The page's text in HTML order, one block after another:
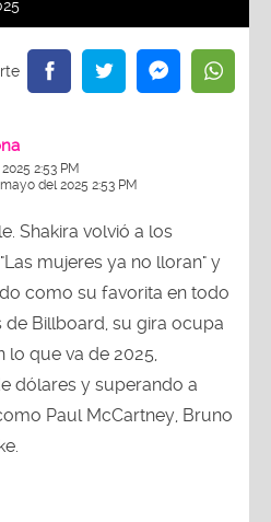
2:53 PM
del 2025 2:53 PM
Shakira volvió a los
mujeres ya no lloran" y
como su favorita en todo
Billboard, su gira ocupa
que va de 2025,
dólares y superando a
Paul McCartney, Bruno